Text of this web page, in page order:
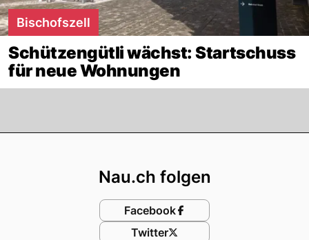
Bischofszell
Schützengütli wächst: Startschuss
für neue Wohnungen
Nau.ch folgen
Facebook
Twitter